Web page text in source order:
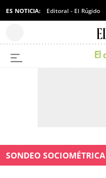
ES NOTICIA: Editoral - El Rúgido
SONDEO SOCIOMÉTRICA